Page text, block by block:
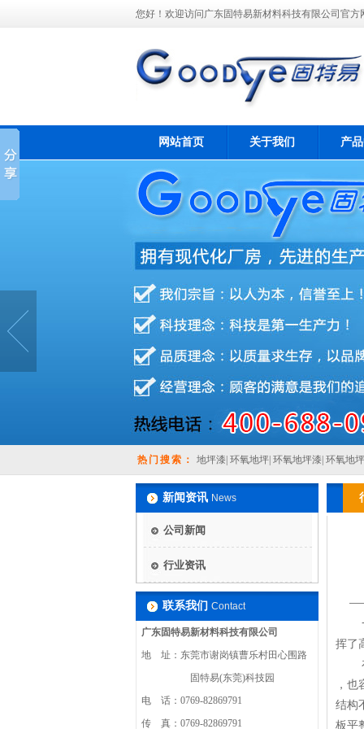
您好！欢迎访问广东固特易新材料科技有限公司官
网站首页 关于我们 产
热门搜索： 地坪漆 环氧地坪 环氧地坪漆 环氧地
新闻资讯 News
公司新闻
行业资讯
联系我们 Contact
广东固特易新材料科技有限公司
地 址：东莞市谢岗镇曹乐村田心围路
固特易(东莞)科技园
电 话：0769-82869791
传 真：0769-82869791
一
挥了
在
，
结构
板平